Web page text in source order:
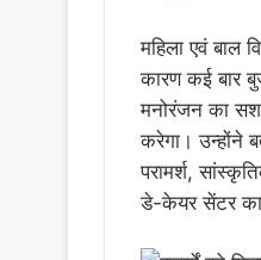
महिला एवं बाल
कारण कई बार
मनोरंजन का
करेगा। उन्होंने
परामर्श,
डे-केयर सेंटर का